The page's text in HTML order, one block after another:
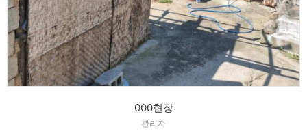
000현장
관리자